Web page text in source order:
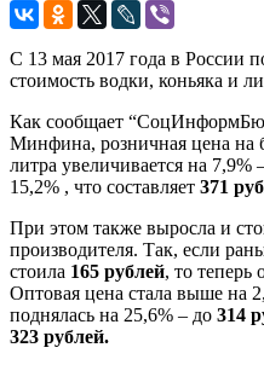
С 13 мая 2017 года в России
стоимость водки, коньяка и
Как сообщает
Минфина, розничная цена на
литра увеличивается на 7,9%
15,2% , что составляет 371
При этом также выросла и
производителя. Так, если
стоила 165 рублей, то теперь
Оптовая цена стала выше на
поднялась на 25,6% – до 314
323 рублей.